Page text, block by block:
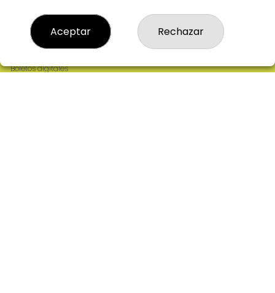
Resultados
Contacto
Empresas
Boletos digitales
Aceptar Rechazar